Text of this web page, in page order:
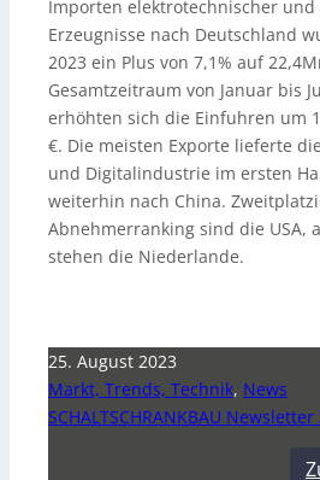
Importen elektrotechnischer
Erzeugnisse nach Deutschland
2023 ein Plus von 7,1% auf
Gesamtzeitraum von Januar bis
erhöhten sich die Einfuhren um
€. Die meisten Exporte lieferte
und Digitalindustrie im ersten
weiterhin nach China.
Abnehmerranking sind die USA,
stehen die Niederlande.
25. August 2023
Markt, Trends, Technik, News
SCHALTSCHRANKBAU Newsletter